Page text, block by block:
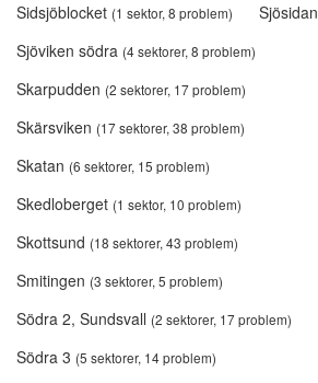
Sidsjöblocket (1 sektor, 8 problem) Sjösidan
Sjöviken södra (4 sektorer, 8 problem)
Skarpudden (2 sektorer, 17 problem)
Skärsviken (17 sektorer, 38 problem)
Skatan (6 sektorer, 15 problem)
Skedloberget (1 sektor, 10 problem)
Skottsund (18 sektorer, 43 problem)
Smitingen (3 sektorer, 5 problem)
Södra 2, Sundsvall (2 sektorer, 17 problem)
Södra 3 (5 sektorer, 14 problem)